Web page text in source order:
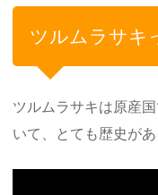
ツルムラサキ
ツルムラサキは原産
いて、とても歴史があ